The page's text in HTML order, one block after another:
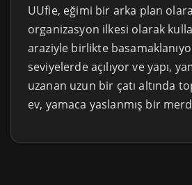
UUfie, eğimi bir arka plan
organizasyon ilkesi olarak
araziyle birlikte
seviyelerde açılıyor ve yapı,
uzanan uzun bir çatı altında
ev, yamaca yaslanmış bir